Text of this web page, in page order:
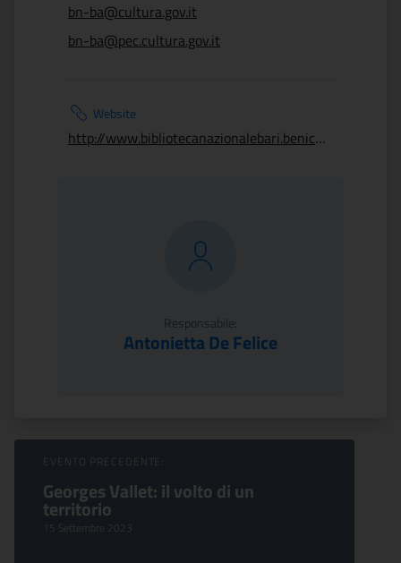
bn-ba@cultura.gov.it
bn-ba@pec.cultura.gov.it
Website
http://www.bibliotecanazionalebari.beniculturali.it/
Responsabile:
Antonietta De Felice
Sfoglia Eventi
EVENTO PRECEDENTE:
Georges Vallet: il volto di un
territorio
15 Settembre 2023